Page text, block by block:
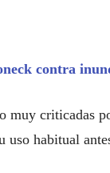
contra
muy criticadas
uso habitual